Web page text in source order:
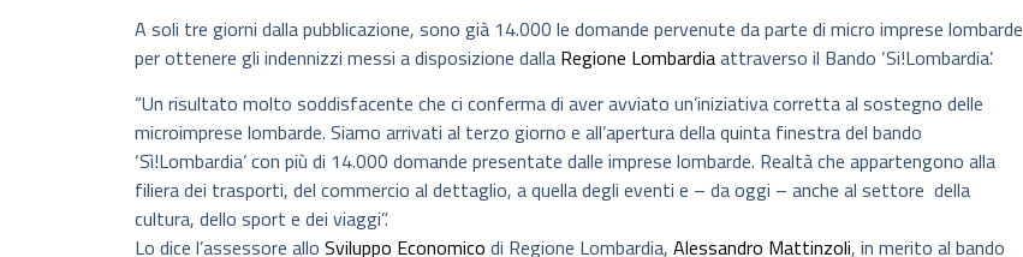
A soli tre giorni dalla pubblicazione, sono già 14.000 le domande pervenute da parte di micro imprese lombarde
per ottenere gli indennizzi messi a disposizione dalla Regione Lombardiaattraverso il Bando ‘Si!Lombardia’.
“Un risultato molto soddisfacente che ci conferma di aver avviato un’iniziativa corretta al sostegno delle
microimprese lombarde. Siamo arrivati al terzo giorno e all’apertura della quinta finestra del bando
‘Sì!Lombardia’ con più di 14.000 domande presentate dalle imprese lombarde. Realtà che appartengono alla
filiera dei trasporti, del commercio al dettaglio, a quella degli eventi e – da oggi – anche al settore della
cultura, dello sport e dei viaggi”.
Lo dice l’assessore allo Sviluppo Economico di Regione Lombardia, Alessandro Mattinzoli, in merito al bando